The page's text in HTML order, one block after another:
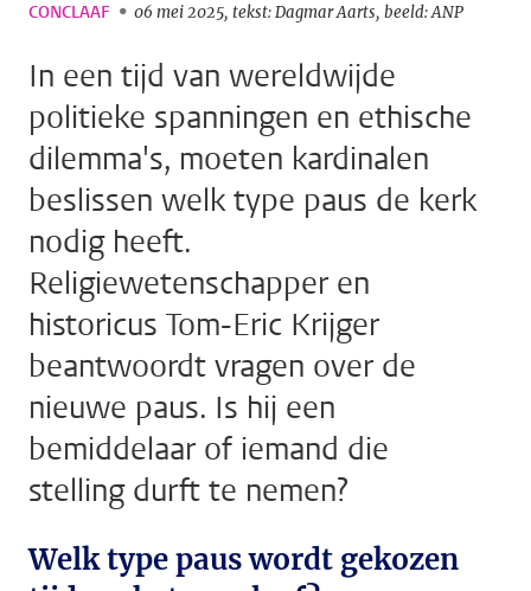
CONCLAAF 06 mei 2025 tekst: Dagmar Aarts beeld: ANP
In een tijd van wereldwijde
politieke spanningen en ethische
dilemma's, moeten kardinalen
beslissen welk type paus de kerk
nodig heeft.
Religiewetenschapper en
historicus Tom-Eric Krijger
beantwoordt vragen over de
nieuwe paus. Is hij een
bemiddelaar of iemand die
stelling durft te nemen?
Welk type paus wordt gekozen